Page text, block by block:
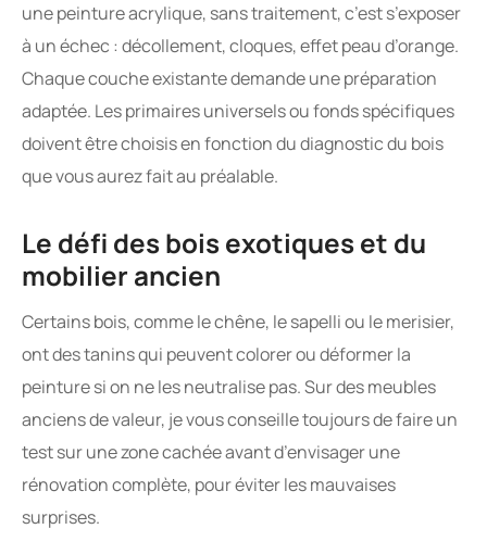
une peinture acrylique, sans traitement, c’est s’exposer
à un échec : décollement, cloques, effet peau d’orange.
Chaque couche existante demande une préparation
adaptée. Les primaires universels ou fonds spécifiques
doivent être choisis en fonction du diagnostic du bois
que vous aurez fait au préalable.
Le défi des bois exotiques et du
mobilier ancien
Certains bois, comme le chêne, le sapelli ou le merisier,
ont des tanins qui peuvent colorer ou déformer la
peinture si on ne les neutralise pas. Sur des meubles
anciens de valeur, je vous conseille toujours de faire un
test sur une zone cachée avant d’envisager une
rénovation complète, pour éviter les mauvaises
surprises.